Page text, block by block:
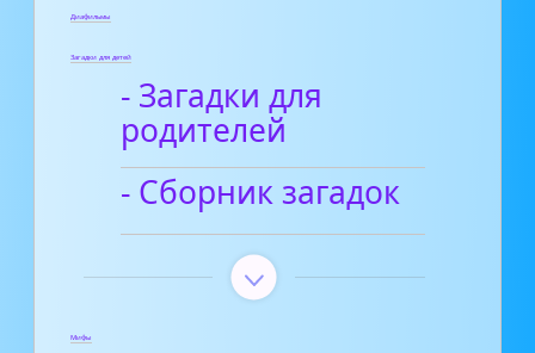
Диафильмы
Загадки для детей
- Загадки для
родителей
- Сборник загадок
Мифы